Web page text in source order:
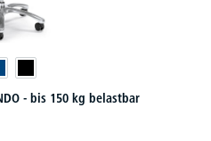
- bis 150 kg belastbar